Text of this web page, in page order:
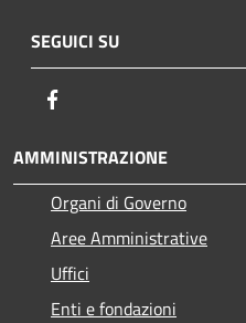
SEGUICI SU
AMMINISTRAZIONE
Organi di Governo
Aree Amministrative
Uffici
Enti e fondazioni